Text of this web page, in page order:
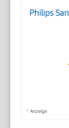
Philips
* Anzeige